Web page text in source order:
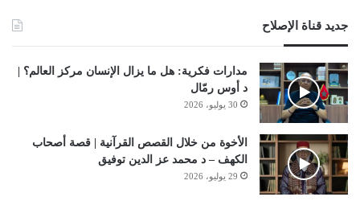
جديد قناة الإصلاح
مدارات فكرية: هل ما يزال الإنسان مركز العالم؟ |
د أوس رمّال
30 يوليو، 2026
الأخوة من خلال القصص القرآنية | قصة أصحاب
الكهف – د محمد عز الدين توفيق
29 يوليو، 2026